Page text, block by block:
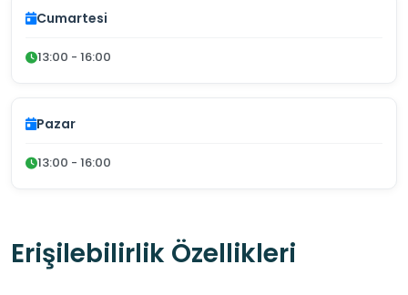
Cumartesi
13:00 - 16:00
Pazar
13:00 - 16:00
Erişilebilirlik Özellikleri